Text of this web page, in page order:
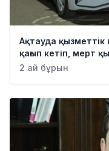
Ақтауда қызметтік
қағып кетіп, мерт
2 ай бұрын